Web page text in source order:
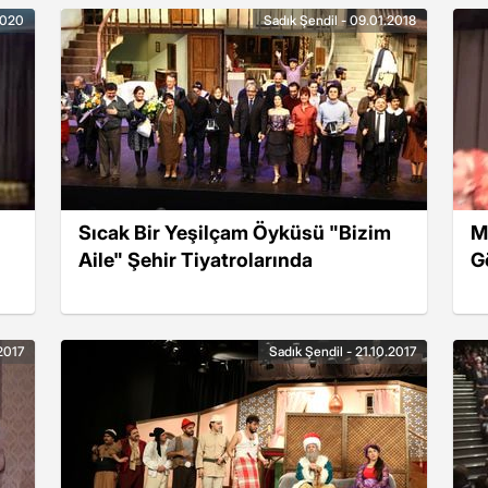
Sıcak Bir Yeşilçam Öyküsü "Bizim
Aile" Şehir Tiyatrolarında
Sadık Şendil - 09.01.2018
Sadık Şendil - 21.10.2017